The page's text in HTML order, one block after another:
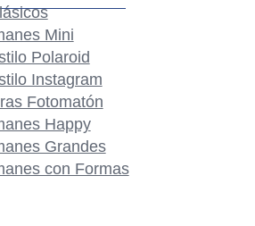
Mini
Polaroid
Instagram
Fotomatón
Happy
Grandes
con Formas